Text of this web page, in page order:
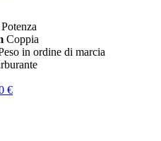
Potenza
Coppia
in ordine di marcia
€